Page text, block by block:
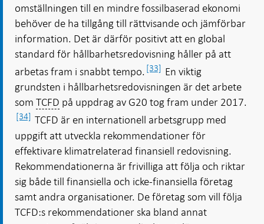
omställningen till en mindre fossilbaserad ekonomi
behöver de ha tillgång till rättvisande och jämförbar
information. Det är därför positivt att en global
standard för hållbarhetsredovisning håller på att
arbetas fram i snabbt tempo. [33] En viktig
grundsten i hållbarhetsredovisningen är det arbete
som TCFD på uppdrag av G20 tog fram under 2017.
[34] TCFD är en internationell arbetsgrupp med
uppgift att utveckla rekommendationer för
effektivare klimatrelaterad finansiell redovisning.
Rekommendationerna är frivilliga att följa och riktar
sig både till finansiella och icke-finansiella företag
samt andra organisationer. De företag som vill följa
TCFD:s rekommendationer ska bland annat